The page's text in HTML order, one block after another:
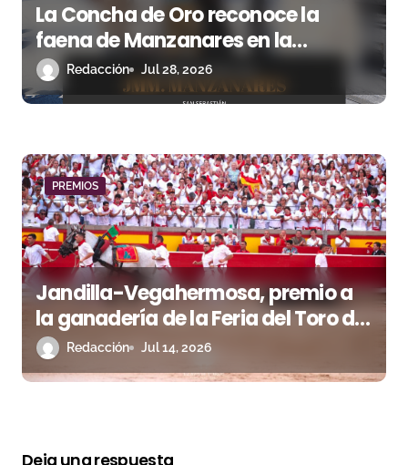
La Concha de Oro reconoce la
faena de Manzanares en la
Semana Grande 2025
Redacción Jul 28, 2026
PREMIOS
Jandilla-Vegahermosa, premio a
la ganadería de la Feria del Toro de
Pamplona
Redacción Jul 14, 2026
Deja una respuesta